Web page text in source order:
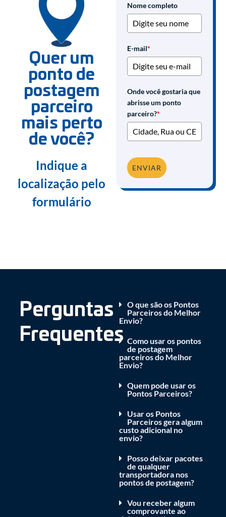
Quer um
ponto de
postagem
parceiro
mais perto
de você?
Indique a
localização pelo
formulário
Nome completo
E-mail*
Onde você gostaria que
abrisse um ponto
parceiro?*
ENVIAR
Perguntas
Frequentes
O que são os Pontos
Parceiros do Melhor
Envio?
Como usar os pontos
de postagem
parceiros do Melhor
Envio?
Quem pode usar os
Pontos Parceiros?
Usar os Pontos
Parceiros gera algum
custo adicional no
envio?
Posso deixar pacotes
de qualquer
transportadora nos
pontos de postagem?
Vou receber algum
comprovante ao